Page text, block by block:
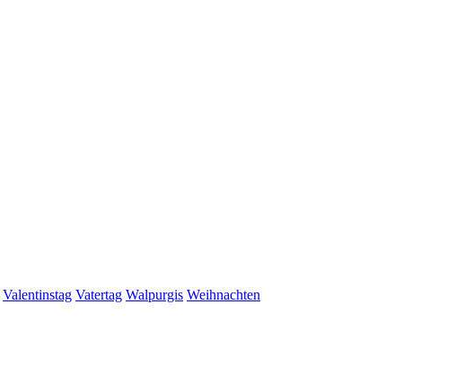
Valentinstag Vatertag Walpurgis Weihnachten